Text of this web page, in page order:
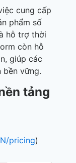
cung cấp
phẩm số
hỗ trợ thời
còn hỗ
giúp các
bền vững.
tảng
pricing)